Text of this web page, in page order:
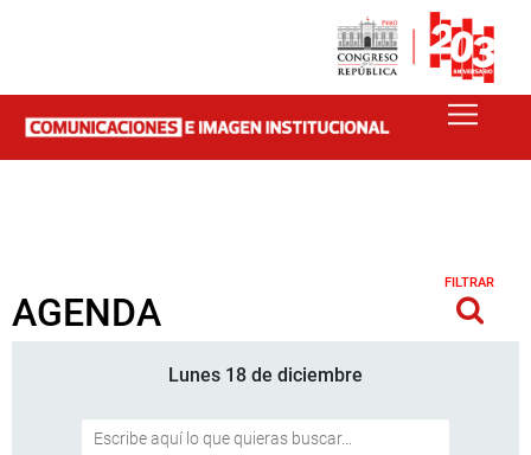
AGENDA
FILTRAR
Lunes 18 de diciembre